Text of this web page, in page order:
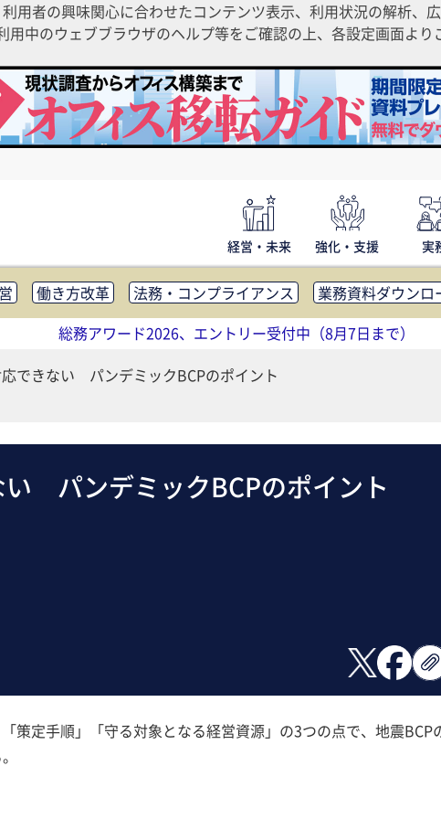
用者の興味関心に合わせたコンテンツ表示、利用状況の解析、
中のウェブブラウザのヘルプ等をご確認の上、各設定画面よ
経営・未来 強化・支援 実
働き方改革 法務・コンプライアンス
業務資料ダウンロ
社内広報 社外・社内コミュニケーション活性化
FM・オフ
金・補助金・コスト削減 アウトソーシング・BPO
調査・レ
総務アワード2026、エントリー受付中（8月7日まで）
できない パンデミックBCPのポイント
パンデミックBCPのポイント
策定手順」「守る対象となる経営資源」の3つの点で、地震BCP